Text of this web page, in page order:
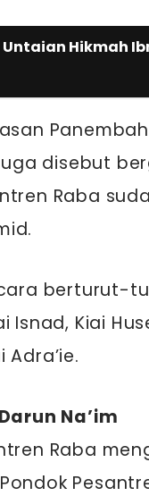
Hikmah
disebut
Raba
berturut-
Isnad, Kiai
Na’im
Raba